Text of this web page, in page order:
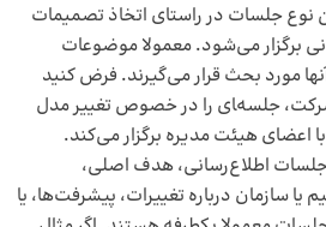
نوع جلسات در راستای اتخاذ تصمیمات
برگزار می‌شود. معمولا موضوعات
مورد بحث قرار می‌گیرند. فرض کنید
جلسه‌‍ای را در خصوص تغییر مدل
اعضای هیئت مدیره برگزار می‌کند.
اطلاع‌رسانی، هدف اصلی،
سازمان درباره تغییرات، پیشرفت‌ها، یا